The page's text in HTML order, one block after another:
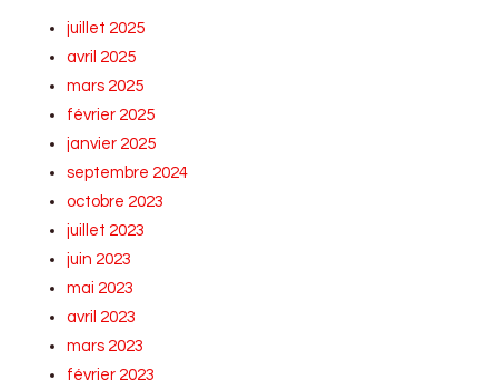
juillet 2025
avril 2025
mars 2025
février 2025
janvier 2025
septembre 2024
octobre 2023
juillet 2023
juin 2023
mai 2023
avril 2023
mars 2023
février 2023